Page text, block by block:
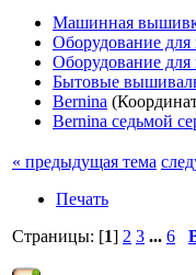
Машинная
Оборудование
Оборудование
Бытовые
Bernina
Bernina седьмой
« предыдущая тема
Печать
Страницы: [1] 2 3 ... 6